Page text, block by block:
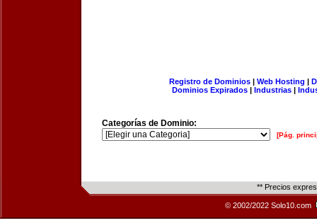
Registro de Dominios| Web Hosting |
Dominios Expirados | Industrias |
Categorías de Dominio:
[Pág.
** Precios
© 2002/2022 Solo10.com